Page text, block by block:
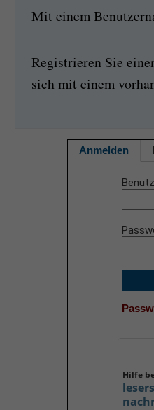
Mit einem
Registrieren Sie
sich mit einem
Anmelden
Hilfe